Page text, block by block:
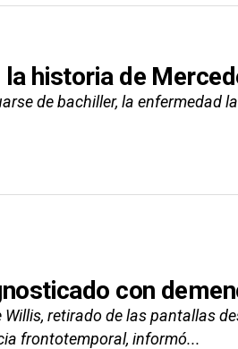
historia de
de bachiller, la enfermedad
con
retirado de las pantallas
frontotemporal, informó...